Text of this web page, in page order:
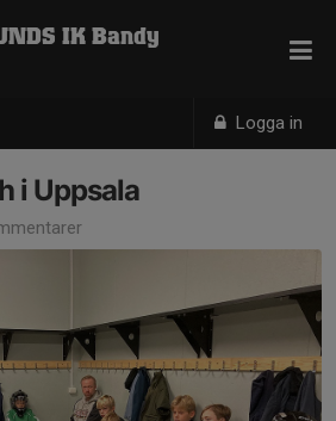
Logga in
IK Bandy
i Uppsala